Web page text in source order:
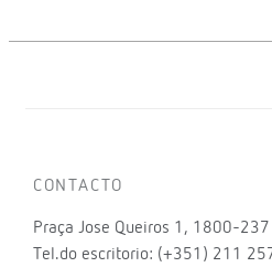
CONTACTO
Praça Jose Queiros 1, 1800-237
Tel.do escritorio: (+351) 211